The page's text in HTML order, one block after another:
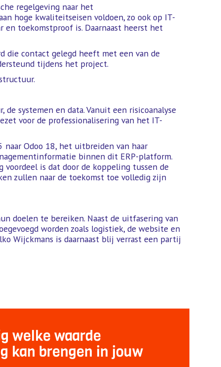
regelgeving naar het
hoge kwaliteitseisen voldoen, zo ook op IT-
en toekomstproof is. Daarnaast heerst het
die contact gelegd heeft met een van de
tijdens het project.
systemen en data. Vanuit een risicoanalyse
voor de professionalisering van het IT-
naar Odoo 18, het uitbreiden van haar
binnen dit ERP-platform.
is dat door de koppeling tussen de
zullen naar de toekomst toe volledig zijn
doelen te bereiken. Naast de uitfasering van
worden zoals logistiek, de website en
Wijckmans is daarnaast blij verrast een partij
welke waarde
kan brengen in jouw